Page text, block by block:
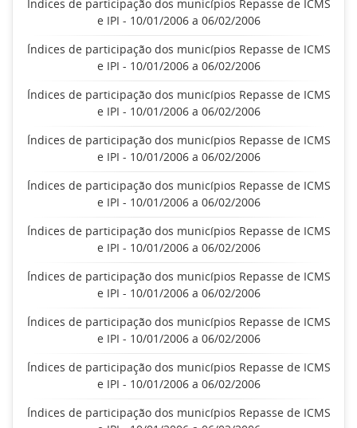
Índices de participação dos municípios Repasse de ICMS
e IPI - 10/01/2006 a 06/02/2006
Índices de participação dos municípios Repasse de ICMS
e IPI - 10/01/2006 a 06/02/2006
Índices de participação dos municípios Repasse de ICMS
e IPI - 10/01/2006 a 06/02/2006
Índices de participação dos municípios Repasse de ICMS
e IPI - 10/01/2006 a 06/02/2006
Índices de participação dos municípios Repasse de ICMS
e IPI - 10/01/2006 a 06/02/2006
Índices de participação dos municípios Repasse de ICMS
e IPI - 10/01/2006 a 06/02/2006
Índices de participação dos municípios Repasse de ICMS
e IPI - 10/01/2006 a 06/02/2006
Índices de participação dos municípios Repasse de ICMS
e IPI - 10/01/2006 a 06/02/2006
Índices de participação dos municípios Repasse de ICMS
e IPI - 10/01/2006 a 06/02/2006
Índices de participação dos municípios Repasse de ICMS